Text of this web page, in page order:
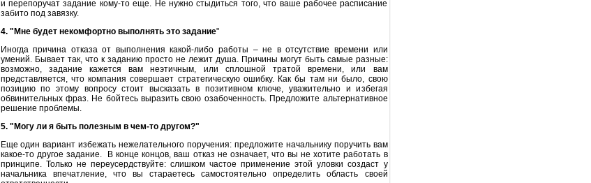
и перепоручат задание кому-то еще. Не нужно стыдиться того, что ваше рабочее расписание
забито под завязку.
4. "Мне будет некомфортно выполнять это задание"
Иногда причина отказа от выполнения какой-либо работы – не в отсутствие времени или
умений. Бывает так, что к заданию просто не лежит душа. Причины могут быть самые разные:
возможно, задание кажется вам неэтичным, или сплошной тратой времени, или вам
представляется, что компания совершает стратегическую ошибку. Как бы там ни было, свою
позицию по этому вопросу стоит высказать в позитивном ключе, уважительно и избегая
обвинительных фраз. Не бойтесь выразить свою озабоченность. Предложите альтернативное
решение проблемы.
5. "Могу ли я быть полезным в чем-то другом?"
Еще один вариант избежать нежелательного поручения: предложите начальнику поручить вам
какое-то другое задание. В конце концов, ваш отказ не означает, что вы не хотите работать в
принципе. Только не переусердствуйте: слишком частое применение этой уловки создаст у
начальника впечатление, что вы стараетесь самостоятельно определить область своей